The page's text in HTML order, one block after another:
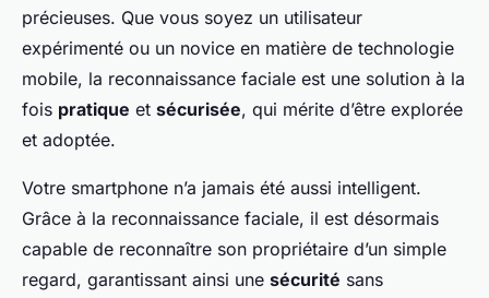
précieuses. Que vous soyez un utilisateur
expérimenté ou un novice en matière de technologie
mobile, la reconnaissance faciale est une solution à la
fois pratique et sécurisée, qui mérite d’être explorée
et adoptée.
Votre smartphone n’a jamais été aussi intelligent.
Grâce à la reconnaissance faciale, il est désormais
capable de reconnaître son propriétaire d’un simple
regard, garantissant ainsi une sécurité sans